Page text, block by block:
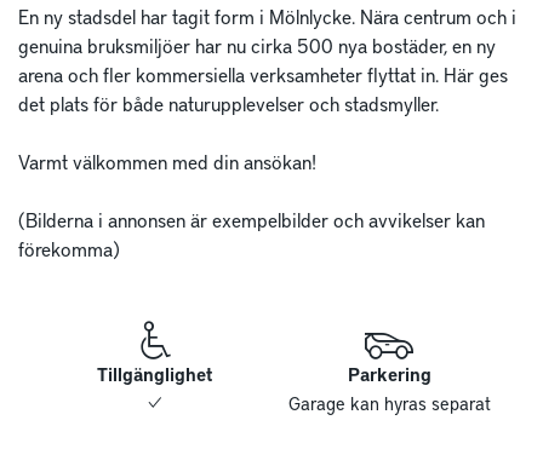
En ny stadsdel har tagit form i Mölnlycke. Nära centrum och i
genuina bruksmiljöer har nu cirka 500 nya bostäder, en ny
arena och fler kommersiella verksamheter flyttat in. Här ges
det plats för både naturupplevelser och stadsmyller.
Varmt välkommen med din ansökan!
(Bilderna i annonsen är exempelbilder och avvikelser kan
förekomma)
Tillgänglighet
Parkering
Garage kan hyras separat